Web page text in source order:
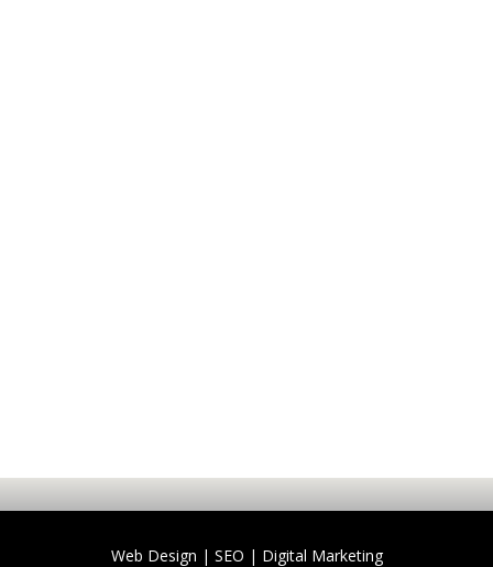
Web Design | SEO | Digital Marketing